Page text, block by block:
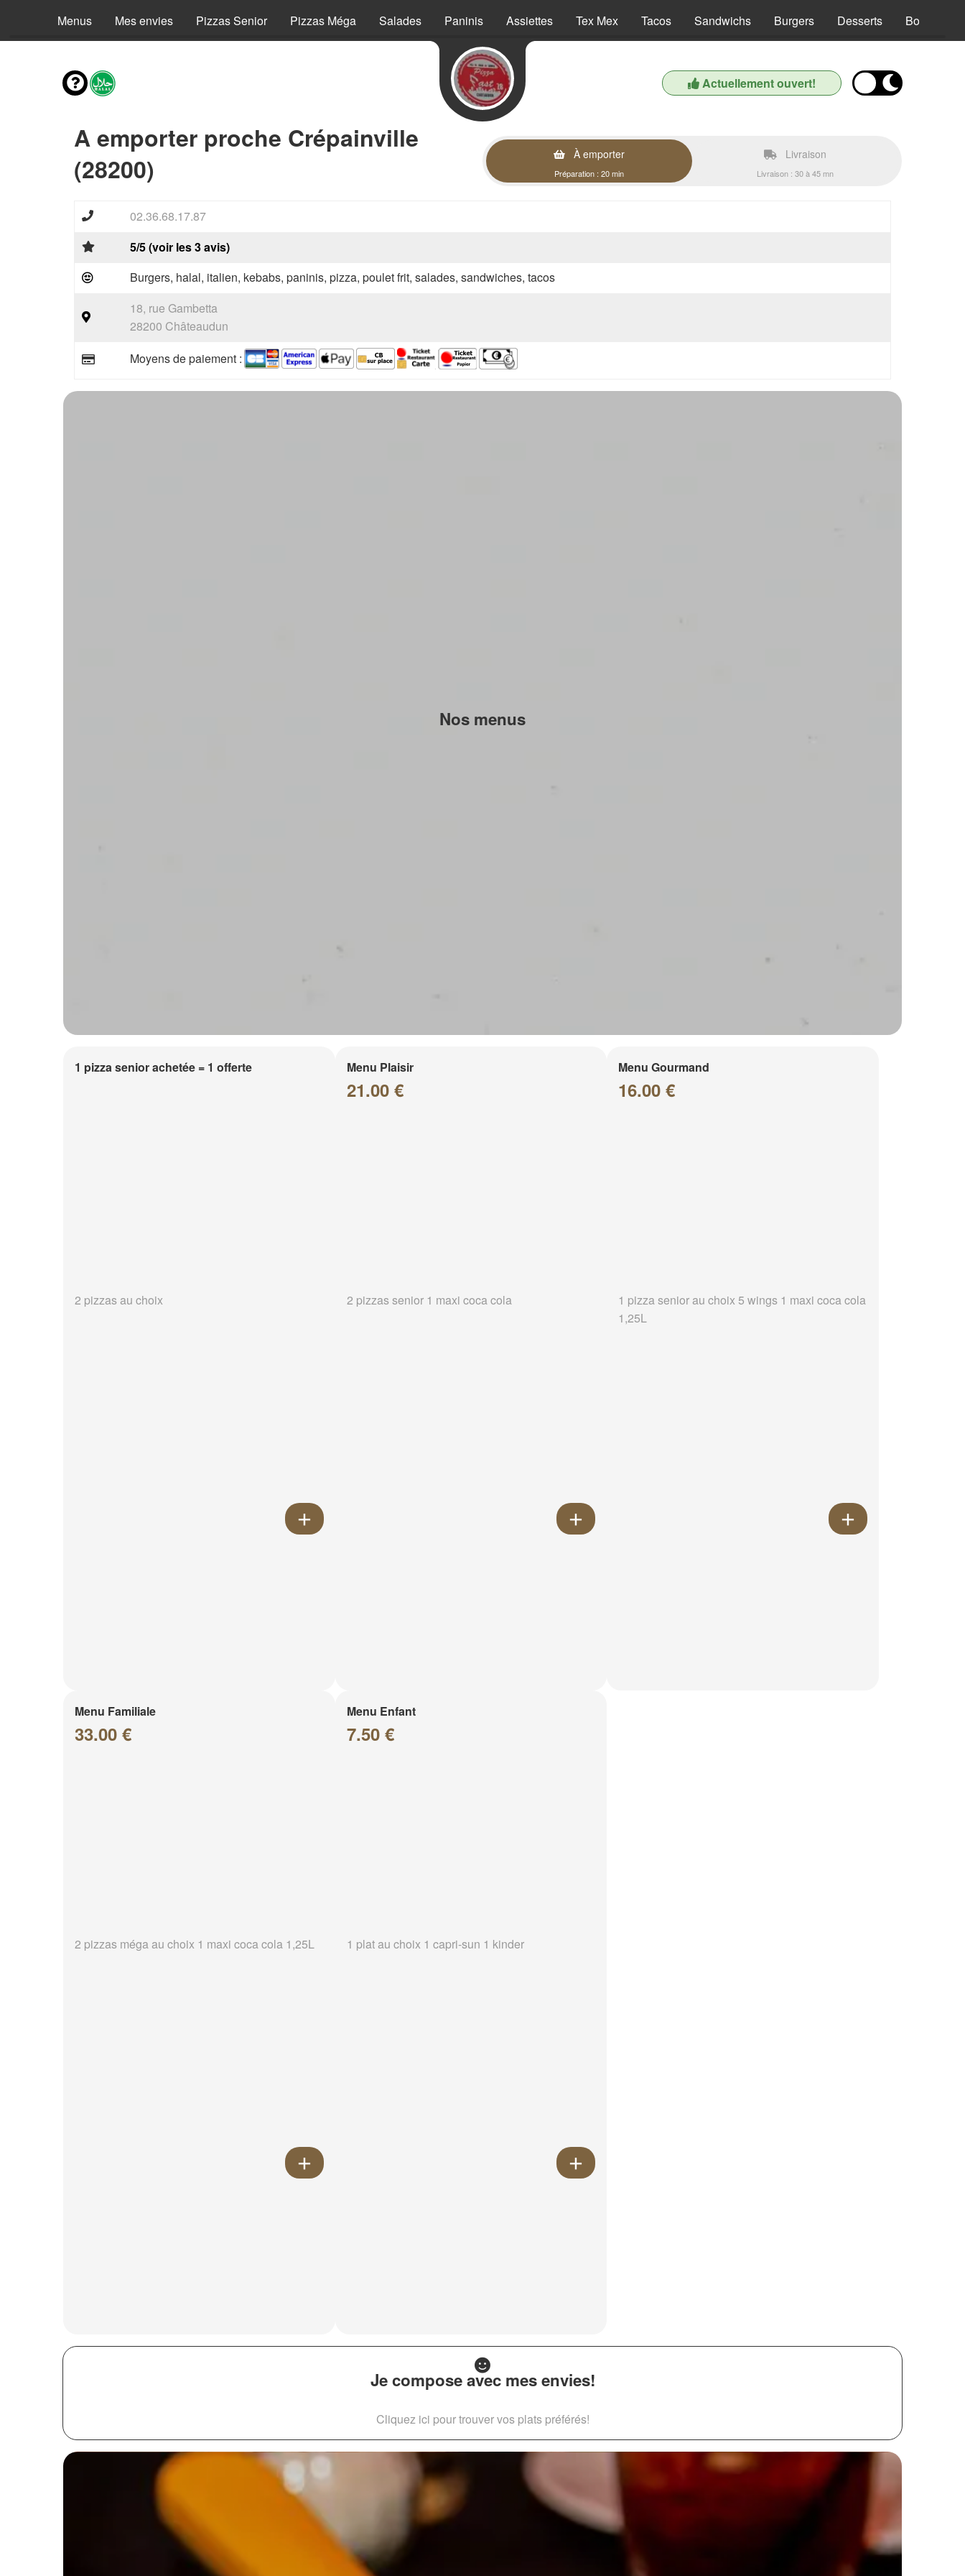
Menus Mes envies Pizzas Senior Pizzas Méga Salades Paninis Assiettes Tex Mex Tacos Sandwichs Burgers Desserts Boissons
Actuellement ouvert!
A emporter proche Crépainville
(28200)
À emporter
Préparation : 20 min
Livraison
Livraison : 30 à 45 mn
02.36.68.17.87
5/5 (voir les 3 avis)
Burgers, halal, italien, kebabs, paninis, pizza, poulet frit, salades, sandwiches, tacos
18, rue Gambetta
28200 Châteaudun
Moyens de paiement :
Nos menus
1 pizza senior achetée = 1 offerte
2 pizzas au choix
Menu Plaisir
21.00 €
2 pizzas senior 1 maxi coca cola
Menu Gourmand
16.00 €
1 pizza senior au choix 5 wings 1 maxi coca cola
1,25L
Menu Familiale
33.00 €
2 pizzas méga au choix 1 maxi coca cola 1,25L
Menu Enfant
7.50 €
1 plat au choix 1 capri-sun 1 kinder
Je compose avec mes envies!
Cliquez ici pour trouver vos plats préférés!